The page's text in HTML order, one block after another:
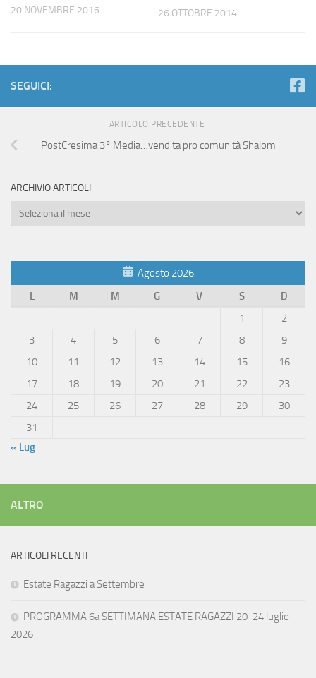
20 NOVEMBRE 2016 26 OTTOBRE 2014
SEGUICI:
ARTICOLO PRECEDENTE
PostCresima 3° Media…vendita pro comunità Shalom
ARCHIVIO ARTICOLI
Archivio
Agosto 2026
L
M M G V S
D
1
2
3
4 5 6 7 8
9
10
11 12 13 14 15
16
17
18 19 20 21 22
23
24
25 26 27 28 29
30
31
« Lug
ALTRO
ARTICOLI RECENTI
Estate Ragazzi a Settembre
PROGRAMMA 6a SETTIMANA ESTATE RAGAZZI 20-24 luglio
2026